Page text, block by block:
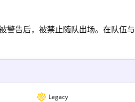
警告后，被禁止随队出场。在队伍与
Legacy